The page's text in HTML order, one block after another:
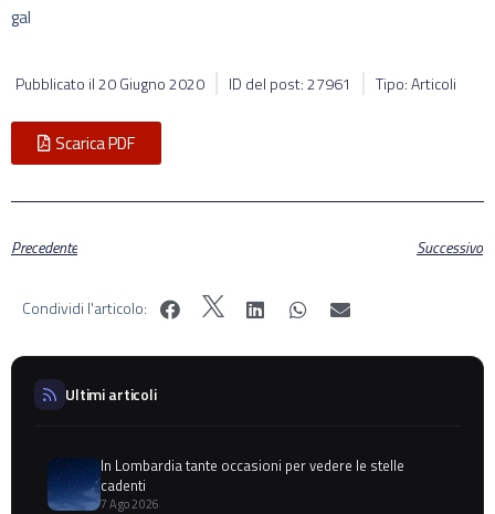
gal
Pubblicato il20 Giugno 2020 ID del post: 27961 Tipo: Articoli
Scarica PDF
Precedente Successivo
Condividi l'articolo:
Ultimi articoli
In Lombardia tante occasioni per vedere le stelle
cadenti
7 Ago 2026